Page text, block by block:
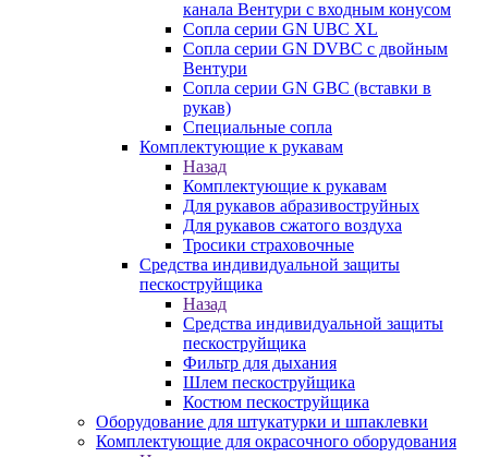
канала Вентури c входным конусом
Сопла серии GN UBC XL
Сопла серии GN DVBC с двойным
Вентури
Сопла серии GN GBC (вставки в
рукав)
Специальные сопла
Комплектующие к рукавам
Назад
Комплектующие к рукавам
Для рукавов абразивоструйных
Для рукавов сжатого воздуха
Тросики страховочные
Средства индивидуальной защиты
пескоструйщика
Назад
Средства индивидуальной защиты
пескоструйщика
Фильтр для дыхания
Шлем пескоструйщика
Костюм пескоструйщика
Оборудование для штукатурки и шпаклевки
Комплектующие для окрасочного оборудования